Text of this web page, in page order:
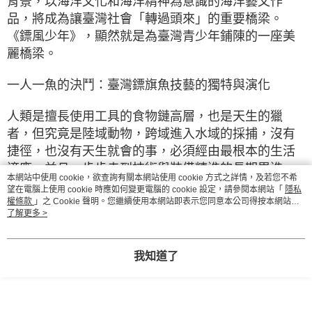
品，將成為讓臺灣社會「轉過頭來」的重要橋梁。
《鏢風少年》，顯然就是為臺灣青少年鋪陳的一座美
麗橋梁。
一人一魚的決鬥：臺灣鏢旗魚技藝的獨特與演化
人類是擅長使用工具的食物鏈高層，也是天生的獵
者，但究竟是陸域動物，跨域進入水域的採捕，沒有
捷徑，也沒有天生就會的事，必須經由最根本的生活
適應，並且一步步走到技術與裝備精進的長期累進，
漁業文化記錄了人類跨域走向海洋的歷程，這也是漁
業文化所支持的文學作品的可貴之處。
隻動力外不依賴太多科技儀器與設備，而是由漁人執
本網站中使用 cookie，欲查詢有關本網站使用 cookie 方式之詳情，及若您不希
望在電腦上使用 cookie 時應如何變更電腦的 cookie 設定，請參閱本網站「 隱私
權條款 」之 Cookie 聲明。您繼續使用本網站即表示您同意本公司得按本網站使
用條款之 Cookie 聲明使用 cookie。
了解更多 >
我知道了